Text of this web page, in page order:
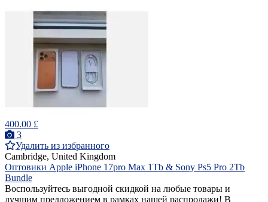
400.00 £
3
Удалить из избранного
Cambridge, United Kingdom
Оптовики Apple iPhone 17pro Max 1Tb & Sony Ps5 Pro 2Tb
Bundle
Воспользуйтесь выгодной скидкой на любые товары и
лучшим предложением в рамках нашей распродажи! В